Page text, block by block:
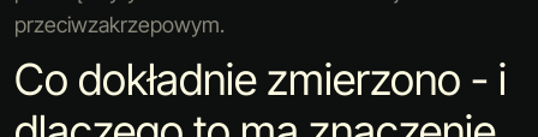
przeciwzakrzepowym.
Co dokładnie zmierzono - i